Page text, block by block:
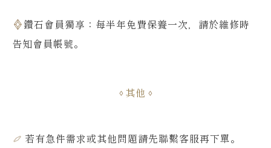
鑽石會員獨享：每半年免費保養一次，請於維修時
告知會員帳號。
其他
若有急件需求或其他問題請先聯繫客服再下單。